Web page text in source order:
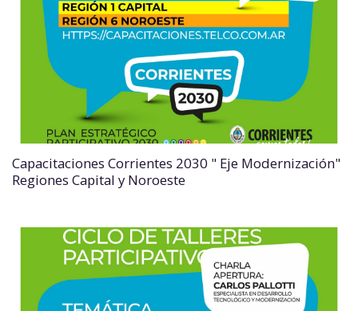
Capacitaciones Corrientes 2030 " Eje Modernización"
Regiones Capital y Noroeste